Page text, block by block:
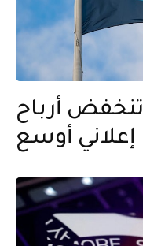
تنخفض أرباح ITV وسط ركود
إعلاني أوسع